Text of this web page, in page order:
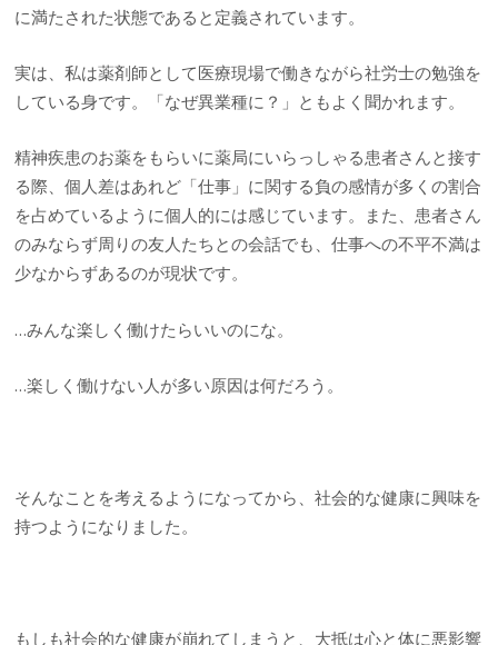
に満たされた状態であると定義されています。
実は、私は薬剤師として医療現場で働きながら社労士の勉強を
している身です。「なぜ異業種に？」ともよく聞かれます。
精神疾患のお薬をもらいに薬局にいらっしゃる患者さんと接す
る際、個人差はあれど「仕事」に関する負の感情が多くの割合
を占めているように個人的には感じています。また、患者さん
のみならず周りの友人たちとの会話でも、仕事への不平不満は
少なからずあるのが現状です。
…みんな楽しく働けたらいいのにな。
…楽しく働けない人が多い原因は何だろう。
そんなことを考えるようになってから、社会的な健康に興味を
持つようになりました。
もしも社会的な健康が崩れてしまうと、大抵は心と体に悪影響